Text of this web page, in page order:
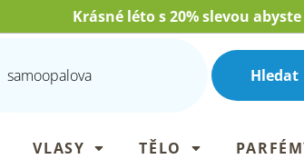
Krásné léto s 20% slevou
Hledat
VLASY TĚLO